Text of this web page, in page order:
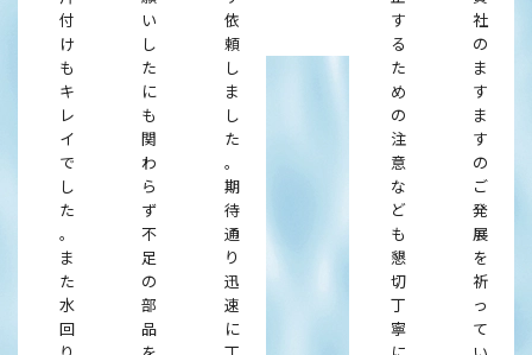
付
け
も
キ
レ
イ
で
し
た
。
ま
た
水
回
い
し
た
に
も
関
わ
ら
ず
不
足
の
部
品
依
頼
し
ま
し
た
。
期
待
通
り
迅
速
に
す
る
た
め
の
注
意
な
ど
も
懇
切
丁
寧
社
の
ま
す
ま
す
の
ご
発
展
を
祈
っ
て